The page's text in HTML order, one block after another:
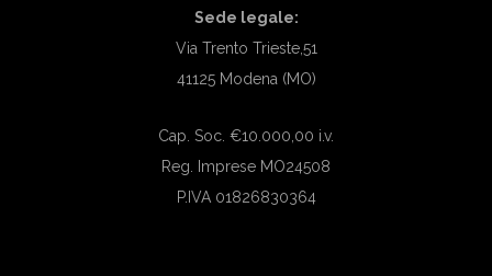
Sede legale:
Via Trento Trieste,51
41125 Modena (MO)
Cap. Soc. €10.000,00 i.v.
Reg. Imprese MO24508
P.IVA 01826830364